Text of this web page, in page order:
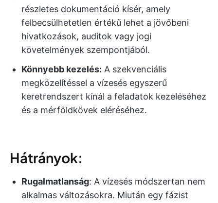
részletes dokumentáció kísér, amely
felbecsülhetetlen értékű lehet a jövőbeni
hivatkozások, auditok vagy jogi
követelmények szempontjából.
Könnyebb kezelés: A szekvenciális
megközelítéssel a vízesés egyszerű
keretrendszert kínál a feladatok kezeléséhez
és a mérföldkövek eléréséhez.
Hátrányok:
Rugalmatlanság: A vízesés módszertan nem
alkalmas változásokra. Miután egy fázist